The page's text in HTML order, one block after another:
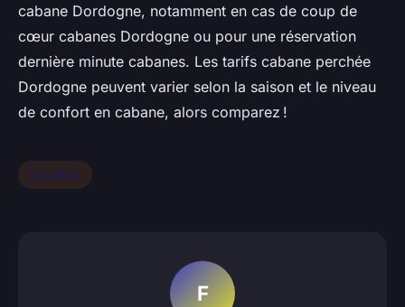
cabane Dordogne, notamment en cas de coup de
cœur cabanes Dordogne ou pour une réservation
dernière minute cabanes. Les tarifs cabane perchée
Dordogne peuvent varier selon la saison et le niveau
de confort en cabane, alors comparez !
Location
F